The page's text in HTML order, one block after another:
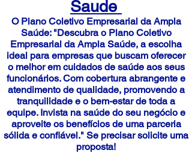
Saude
O Plano Coletivo Empresarial da Ampla
Saúde: "Descubra o Plano Coletivo
Empresarial da Ampla Saúde, a escolha
ideal para empresas que buscam oferecer
o melhor em cuidados de saúde aos seus
funcionários. Com cobertura abrangente e
atendimento de qualidade, promovendo a
tranquilidade e o bem-estar de toda a
equipe. Invista na saúde do seu negócio e
aproveite os benefícios de uma parceria
sólida e confiável." Se precisar solicite uma
proposta!